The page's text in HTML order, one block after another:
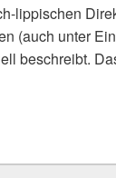
lippischen
(auch unter
beschreibt.